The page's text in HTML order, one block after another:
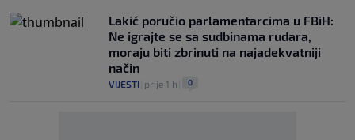
Lakić poručio parlamentarcima u FBiH:
Ne igrajte se sa sudbinama rudara,
moraju biti zbrinuti na najadekvatniji
način
VIJESTI prije 1 h 0